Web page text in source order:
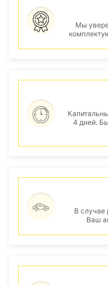
Мы
4 дней.
В случае
Ваш